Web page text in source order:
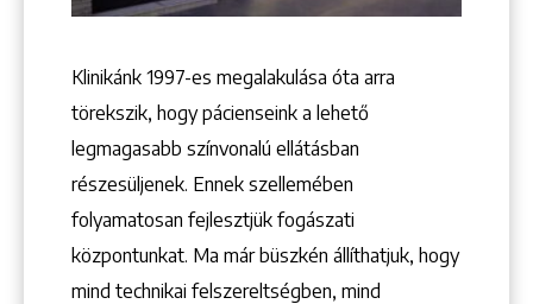
Klinikánk 1997-­es megalakulása óta arra
törekszik, hogy pácienseink a lehető
legmagasabb színvonalú ellátásban
részesüljenek. Ennek szellemében
folyamatosan fejlesztjük fogászati
központunkat. Ma már büszkén állíthatjuk, hogy
mind technikai felszereltségben, mind